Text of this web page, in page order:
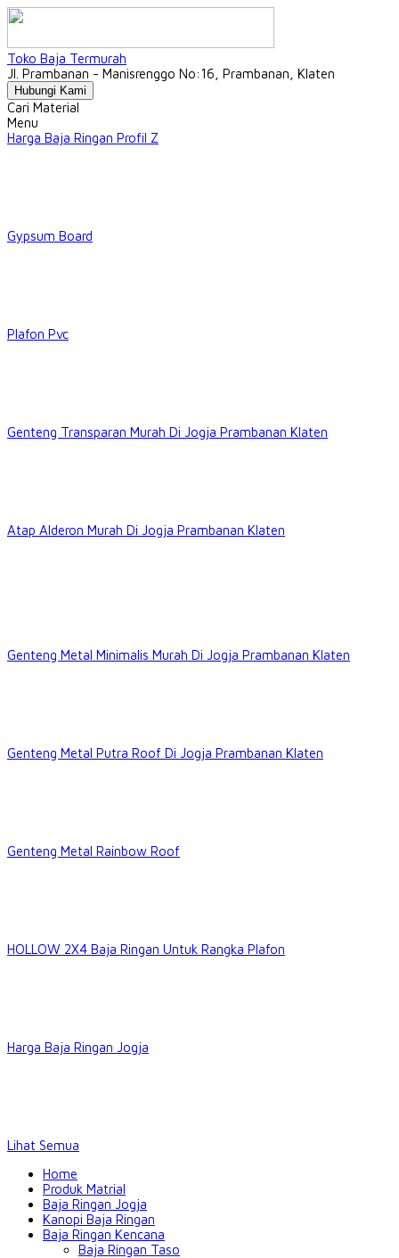
Toko Baja Termurah
Jl. Prambanan - Manisrenggo No:16, Prambanan, Klaten
Hubungi Kami
Cari Material
Menu
Harga Baja Ringan Profil Z
Gypsum Board
Plafon Pvc
Genteng Transparan Murah Di Jogja Prambanan Klaten
Atap Alderon Murah Di Jogja Prambanan Klaten
Genteng Metal Minimalis Murah Di Jogja Prambanan Klaten
Genteng Metal Putra Roof Di Jogja Prambanan Klaten
Genteng Metal Rainbow Roof
HOLLOW 2X4 Baja Ringan Untuk Rangka Plafon
Harga Baja Ringan Jogja
Lihat Semua
Home
Produk Matrial
Baja Ringan Jogja
Kanopi Baja Ringan
Baja Ringan Kencana
Baja Ringan Taso